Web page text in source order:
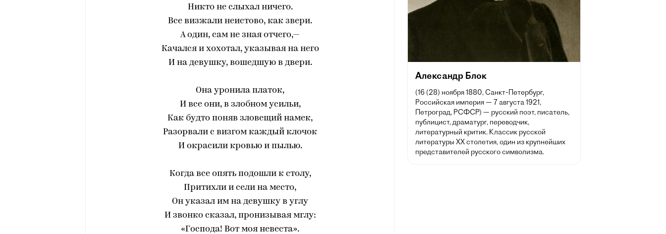
Никто не слыхал ничего.
Все визжали неистово, как звери.
А один, сам не зная отчего,—
Качался и хохотал, указывая на него
И на девушку, вошедшую в двери.
Она уронила платок,
И все они, в злобном усильи,
Как будто поняв зловещий намек,
Разорвали с визгом каждый клочок
И окрасили кровью и пылью.
Когда все опять подошли к столу,
Притихли и сели на место,
Он указал им на девушку в углу
И звонко сказал, пронизывая мглу:
«Господа! Вот моя невеста».
Александр Блок
(16 (28) ноября 1880, Санкт-Петербург,
Российская империя — 7 августа 1921,
Петроград, РСФСР) — русский поэт, писатель,
публицист, драматург, переводчик,
литературный критик. Классик русской
литературы XX столетия, один из крупнейших
представителей русского символизма.